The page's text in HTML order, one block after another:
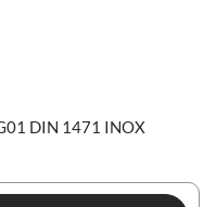
DIN 1471 INOX